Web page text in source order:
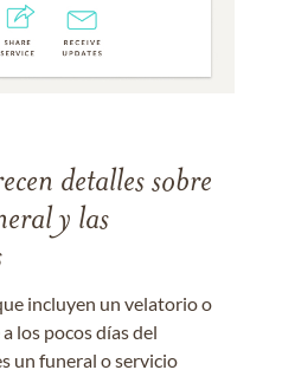
detalles sobre
y las
incluyen un velatorio o
los pocos días del
un funeral o servicio